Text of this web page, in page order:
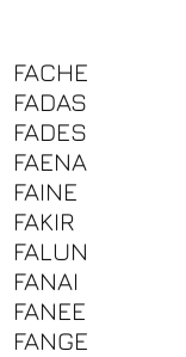
FACHE
FADAS
FADES
FAENA
FAINE
FAKIR
FALUN
FANAI
FANEE
FANGE